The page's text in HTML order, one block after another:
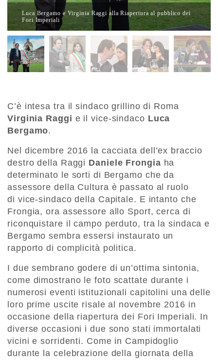
Luca Bergamo e Virginia Raggi alla Riapertura al pubblico dei
Fori Imperiali
C’è intesa tra il sindaco grillino di Roma
Virginia Raggi e il vice-sindaco Luca
Bergamo.
Nel dicembre 2016 la cacciata dell’ex braccio
destro della Raggi Daniele Frongia ha
determinato le sorti di Bergamo che da
assessore della Cultura è passato al ruolo
di vice-sindaco della Capitale. E intanto che
Frongia, ora assessore allo Sport, cerca di
riconquistare il campo perduto, tra la sindaca e
Bergamo sembra essersi instaurato un
rapporto di complicità politica.
I due sembrano godere di un’ottima sintonia,
come dimostrano le foto scattate durante i
numerosi eventi istituzionali capitolini una delle
loro prime uscite risale al novembre 2016 in
occasione della riapertura dei Fori Imperiali. In
diverse occasioni i due sono stati immortalati
vicini e sorridenti. Come in Campidoglio
durante la celebrazione della giornata della